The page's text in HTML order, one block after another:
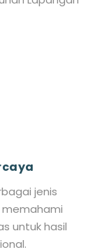
jenis
untuk hasil